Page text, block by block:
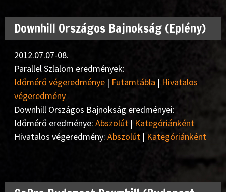
Downhill Országos Bajnokság (Eplény)
2012.07.07-08.
Parallel Szlalom eredmények:
Időmérő végeredménye | Futamtábla | Hivatalos
végeredmény
Downhill Országos Bajnokság eredményei:
Időmérő eredménye: Abszolút | Kategóriánként
Hivatalos végeredmény: Abszolút | Kategóriánként